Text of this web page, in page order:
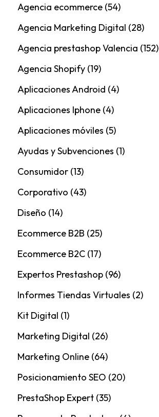
Agencia ecommerce(54)
Agencia Marketing Digital (28)
Agencia prestashop Valencia (152)
Agencia Shopify(19)
Aplicaciones Android (4)
Aplicaciones Iphone(4)
Aplicaciones móviles (5)
Ayudas y Subvenciones (1)
Consumidor(13)
Corporativo (43)
Diseño (14)
Ecommerce B2B (25)
Ecommerce B2C(17)
Expertos Prestashop(96)
Informes Tiendas Virtuales (2)
Kit Digital (1)
Marketing Digital (26)
Marketing Online(64)
Posicionamiento SEO (20)
PrestaShop Expert(35)